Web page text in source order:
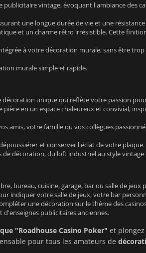
vintage, évoquant l'ambiance des
une longue durée de vie et une
et un charme rétro irrésistible. Cette
à votre décoration murale, sans être
murale simple et rapide.
décoration unique qui reflète votre passion
en un espace chaleureux et convivial,
amis, votre famille ou vos collègues
et conserver l'éclat de votre plaque.
décoration, du loft industriel au style vintage
bureau, cuisine, garage, bar ou salle de
indiquer votre salle de jeux, votre bar
une décoration sur le thème des
publicitaires anciennes.
"Roadhouse Casino Poker" et
pour tous les amateurs de